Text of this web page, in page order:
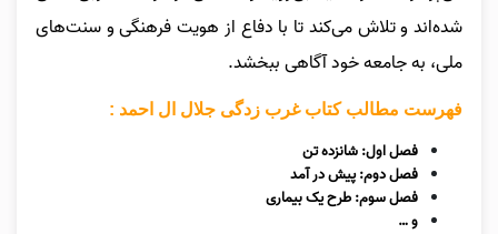
شده‌اند و تلاش می‌کند تا با دفاع از هویت فرهنگی و سنت‌های
ملی، به جامعه خود آگاهی ببخشد.
فهرست مطالب کتاب غرب زدگی جلال ال احمد :
فصل اول: شانزده تن
فصل دوم: پیش در آمد
فصل سوم: طرح یک بیماری
و …